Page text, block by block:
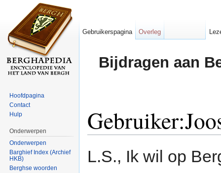
Bijdragen aan
L.S., Ik wil op
Gebruikerspagina Overleg
Hoofdpagina
Contact
Hulp
Onderwerpen
Onderwerpen
Barghief Index (Archief
HKB)
Berghse woorden